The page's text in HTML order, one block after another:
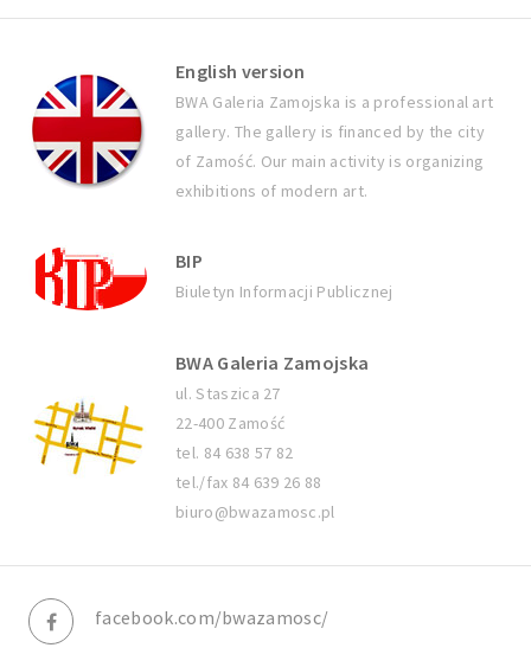
English version
BWA Galeria Zamojska is a professional art
gallery. The gallery is financed by the city
of Zamość. Our main activity is organizing
exhibitions of modern art.
BIP
Biuletyn Informacji Publicznej
BWA Galeria Zamojska
ul. Staszica 27
22-400 Zamość
tel. 84 638 57 82
tel./fax 84 639 26 88
biuro@bwazamosc.pl
facebook.com/bwazamosc/